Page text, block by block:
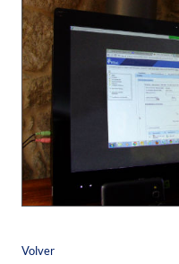
Volver